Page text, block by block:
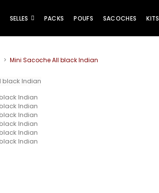
SELLES PACKS POUFS SACOCHES KITS
> Mini Sacoche All black Indian
Agrandir